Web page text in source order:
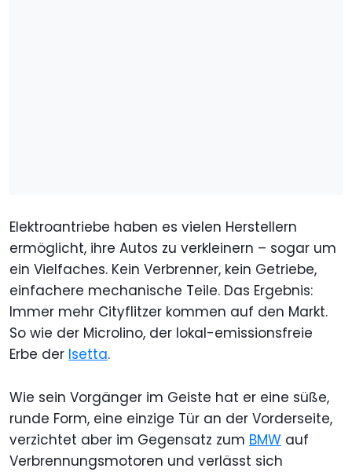
Elektroantriebe haben es vielen Herstellern
ermöglicht, ihre Autos zu verkleinern – sogar um
ein Vielfaches. Kein Verbrenner, kein Getriebe,
einfachere mechanische Teile. Das Ergebnis:
Immer mehr Cityflitzer kommen auf den Markt.
So wie der Microlino, der lokal-emissionsfreie
Erbe der Isetta.
Wie sein Vorgänger im Geiste hat er eine süße,
runde Form, eine einzige Tür an der Vorderseite,
verzichtet aber im Gegensatz zum BMW auf
Verbrennungsmotoren und verlässt sich